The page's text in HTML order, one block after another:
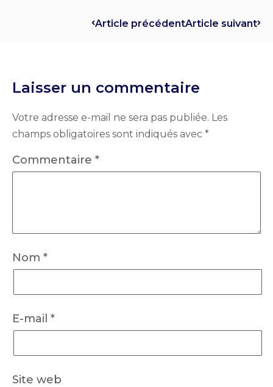
Article précédentArticle suivant
Laisser un commentaire
Votre adresse e-mail ne sera pas publiée. Les
champs obligatoires sont indiqués avec *
Commentaire *
Nom *
E-mail *
Site web